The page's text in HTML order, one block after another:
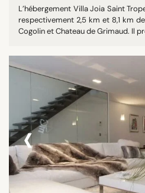
L’hébergement Villa Joia Saint
respectivement 2,5 km et 8,1 km
Cogolin et Chateau de Grimaud. Il
‹